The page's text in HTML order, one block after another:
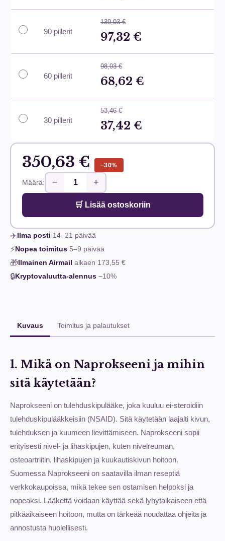
90 pillerit
139,03 €
97,32 €
60 pillerit
98,03 €
68,62 €
30 pillerit
53,46 €
37,42 €
350,63 € −30%
Määrä: − +
🛒 Lisää ostoskoriin
✈️Ilma posti 14–21 päivää
⚡Nopea toimitus 5–9 päivää
🎁Ilmainen Airmail alkaen 173,55 €
🔒Kryptovaluutta-alennus −10%
Kuvaus Toimitus ja palautukset
1. Mikä on Naprokseeni ja mihin
sitä käytetään?
Naprokseeni on tulehduskipulääke, joka kuuluu ei-steroidiin
tulehduskipulääkkeisiin (NSAID). Sitä käytetään laajalti kivun,
tulehduksen ja kuumeen lievittämiseen. Naprokseeni sopii
erityisesti nivel- ja lihaskipujen, kuten nivelreuman,
osteoartriitin, lihaskipujen ja kuukautiskivun hoitoon.
Suomessa Naprokseeni on saatavilla ilman reseptiä
verkkokaupoissa, mikä tekee sen ostamisen helpoksi ja
nopeaksi. Lääkettä voidaan käyttää sekä lyhytaikaiseen että
pitkäaikaiseen hoitoon, mutta on tärkeää noudattaa ohjeita ja
annostusta huolellisesti.